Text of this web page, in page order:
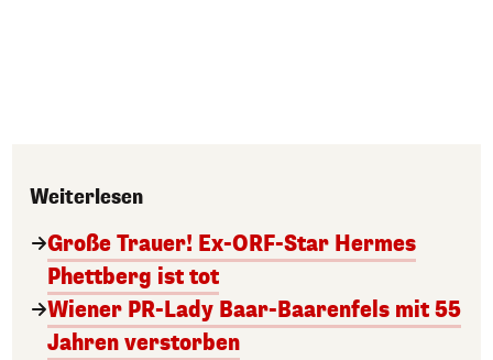
Weiterlesen
Große Trauer! Ex-ORF-Star Hermes
Phettberg ist tot
Wiener PR-Lady Baar-Baarenfels mit 55
Jahren verstorben